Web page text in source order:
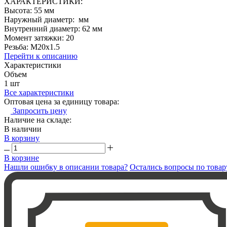
Высота: 55 мм
Наружный диаметр: мм
Внутренний диаметр: 62 мм
Момент затяжки: 20
Резьба: M20x1.5
Перейти к описанию
Характеристики
Объем
1 шт
Все характеристики
Оптовая цена за единицу товара:
Запросить цену
Наличие на складе:
В наличии
В корзину
В корзине
Нашли ошибку в описании товара? Остались вопросы по